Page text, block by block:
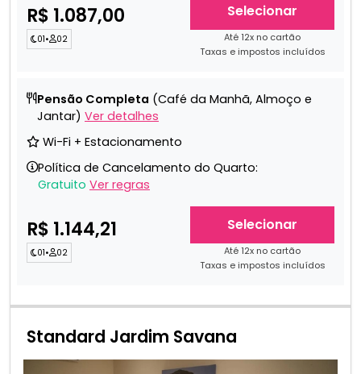
R$ 1.087,00
01• 02
Selecionar
Até 12x no cartão
Taxas e impostos incluídos
Pensão Completa (Café da Manhã, Almoço e
Jantar) Ver detalhes
Wi-Fi + Estacionamento
Política de Cancelamento do Quarto:
Gratuito Ver regras
R$ 1.144,21
01• 02
Selecionar
Até 12x no cartão
Taxas e impostos incluídos
Standard Jardim Savana